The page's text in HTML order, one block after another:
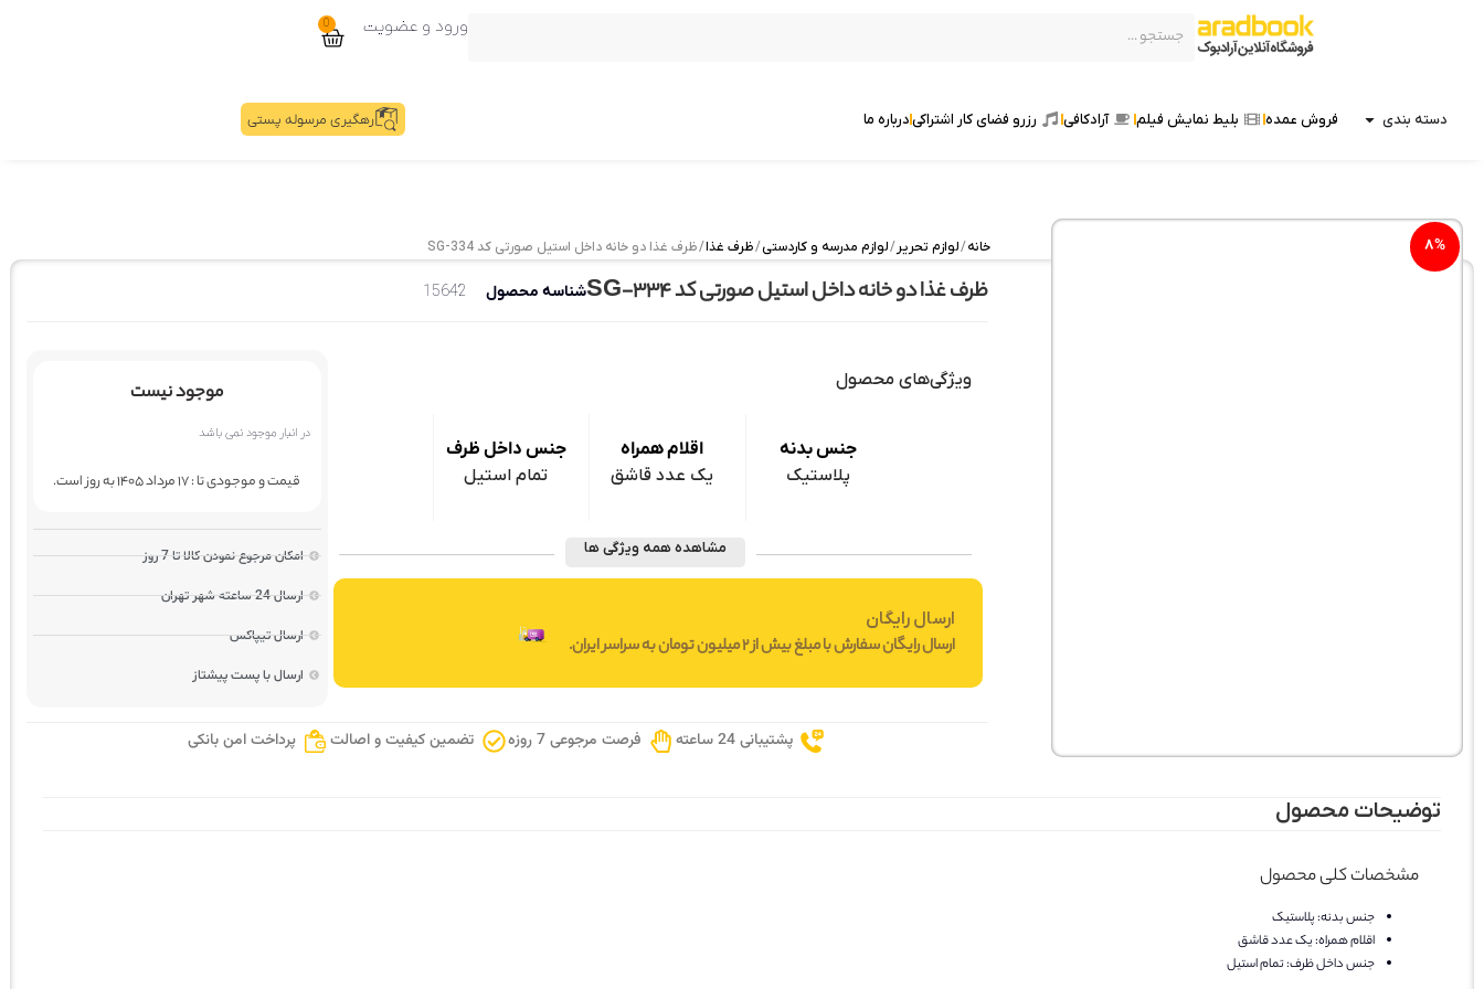
ورود و عضویت 0
دسته بندی رهگیری مرسوله پستی فروش عمده بلیط نمایش فیلم آرادکافی رزرو فضای کار اشتراکیدرباره ما
خانه/لوازم تحریر/لوازم مدرسه و کاردستی/ظرف غذا/ ظرف غذا دو خانه داخل استیل صورتی کد SG-334 8%
ظرف غذا دو خانه داخل استیل صورتی کد SG-334 شناسه محصول 15642
ویژگی‌های محصول
جنس بدنه
پلاستیک
اقلام همراه
یک عدد قاشق
جنس داخل ظرف
تمام استیل
مشاهده همه ویژگی ها
ارسال رایگان
ارسال رایگان سفارش با مبلغ بیش از 2 میلیون تومان به سراسر ایران.
موجود نیست
در انبار موجود نمی باشد
قیمت و موجودی تا : 17 مرداد 1405 به روز است.
امکان مرجوع نمودن کالا تا 7 روز
ارسال 24 ساعته شهر تهران
ارسال تیپاکس
ارسال با پست پیشتاز
پشتیبانی 24 ساعته فرصت مرجوعی 7 روزه تضمین کیفیت و اصالت پرداخت امن بانکی
توضیحات محصول
مشخصات کلی محصول
جنس بدنه:پلاستیک
اقلام همراه:یک عدد قاشق
جنس داخل ظرف:تمام استیل